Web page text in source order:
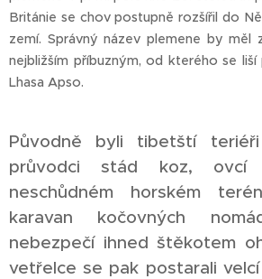
Británie se chov postupně rozšířil do
zemí. Správný název plemene by měl
nejbližším příbuzným, od kterého se
Lhasa Apso.
Původně byli tibetští
průvodci stád koz,
neschůdném horském
karavan kočovných
nebezpečí ihned štěkotem
vetřelce se pak postarali